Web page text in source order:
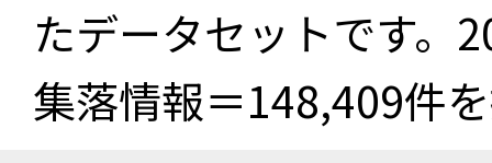
たデータセットです。
集落情報＝148,409件